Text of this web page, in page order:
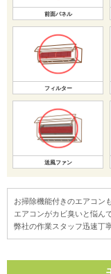
前面パネル
フィルター
送風ファン
お掃除機能付きのエアコン
エアコンがカビ臭いと悩ん
弊社の作業スタッフ迅速丁